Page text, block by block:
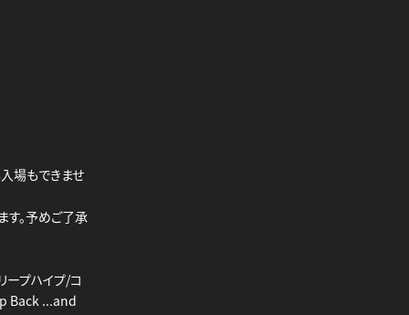
場もできませ
す。予めご了承
ープハイプ/コ
Back ...and